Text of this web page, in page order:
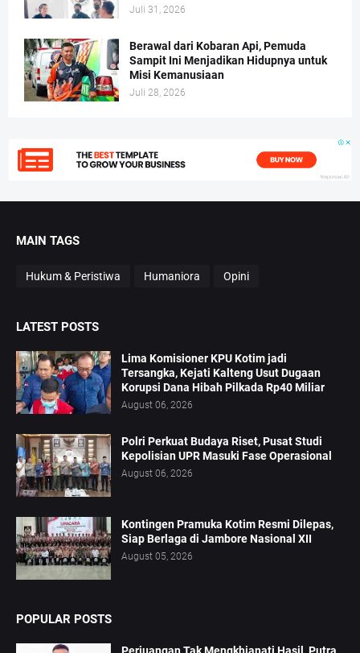
Juli 31, 2026
Berawal dari Kobaran Api, Pemuda
Sampit Ini Menjadikan Hidupnya untuk
Misi Kemanusiaan
Juli 28, 2026
MAIN TAGS
Hukum & Peristiwa Humaniora Opini
LATEST POSTS
Lima Komisioner KPU Kotim jadi
Tersangka, Kejati Kalteng Usut Dugaan
Korupsi Dana Hibah Pilkada Rp40 Miliar
August 06, 2026
Polri Perkuat Budaya Riset, Pusat Studi
Kepolisian UPR Masuki Fase Operasional
August 06, 2026
Kontingen Pramuka Kotim Resmi Dilepas,
Siap Berlaga di Jambore Nasional XII
August 05, 2026
POPULAR POSTS